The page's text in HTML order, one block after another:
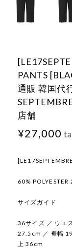
PANTS
通販 韓国代
店舗
¥27,000
60%
サイズガイド
36サイズ ／ ウエ
27.5cm ／ 裾幅
上 36cm